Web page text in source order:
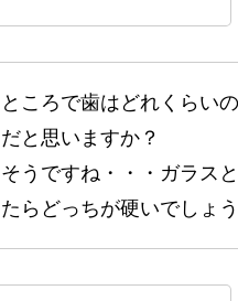
ところで歯はどれくらい
だと思いますか？
そうですね・・・ガラス
たらどっちが硬いでしょう